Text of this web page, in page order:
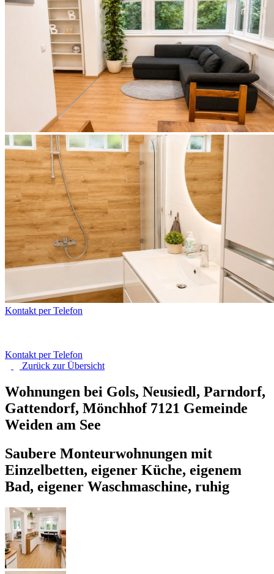
Kontakt per Telefon
Kontakt per Telefon
Zurück zurÜbersicht
Wohnungen bei Gols, Neusiedl, Parndorf,
Gattendorf, Mönchhof 7121 Gemeinde
Weiden am See
Saubere Monteurwohnungen mit
Einzelbetten, eigener Küche, eigenem
Bad, eigener Waschmaschine, ruhig